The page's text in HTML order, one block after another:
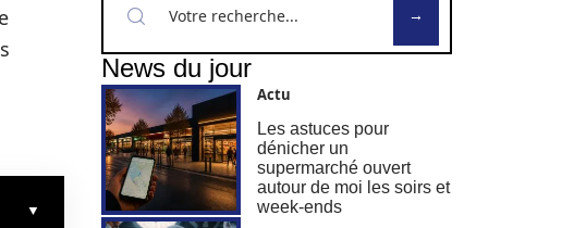
News du jour
Actu
Les astuces pour
dénicher un
supermarché ouvert
autour de moi les soirs et
week-ends